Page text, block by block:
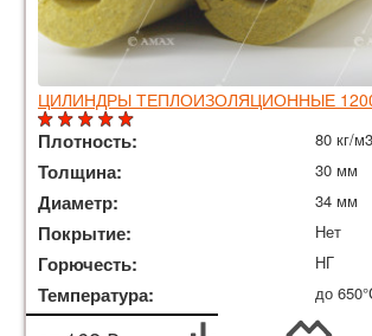
ЦИЛИНДРЫ ТЕПЛОИЗОЛЯЦИОННЫЕ
Плотность: 80 кг/м3
Толщина: 30 мм
Диаметр: 34 мм
Покрытие: Нет
Горючесть: НГ
Температура: до